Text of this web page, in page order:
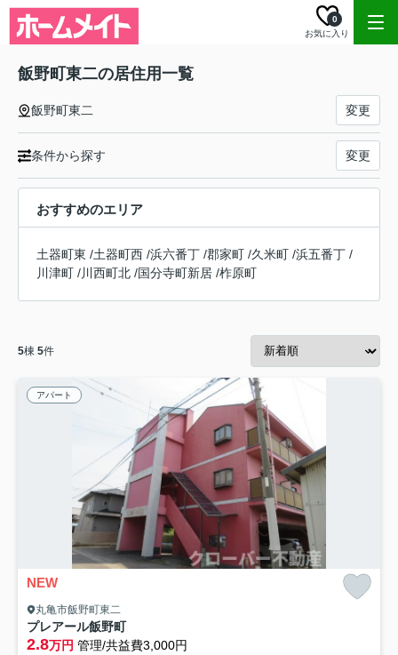
お気に入り
0
飯野町東二の居住用一覧
飯野町東二 変更
条件から探す 変更
おすすめのエリア
土器町東 /土器町西 /浜六番丁 /郡家町 /久米町 /浜五番丁 /
川津町 /川西町北 /国分寺町新居 /柞原町
5棟 5件
アパート
NEW
丸亀市飯野町東二
プレアール飯野町
2.8万円 管理/共益費3,000円